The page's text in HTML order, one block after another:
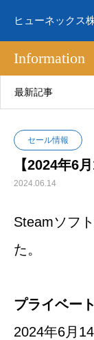
ヒューネックス
Information
最新記事
セール情報
【2024年6
2024.06.14
Steamソフ
た。
プライベー
2024年6月